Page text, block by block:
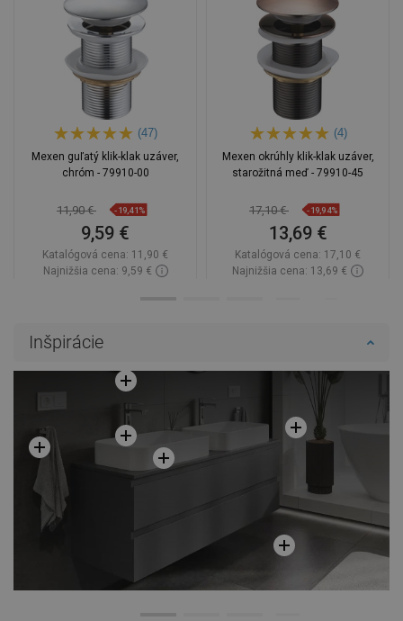
(47)
Mexen guľatý klik-klak uzáver,
chróm - 79910-00
11,90 € -19,41%
9,59 €
Katalógová cena: 11,90 €
Najnižšia cena: 9,59 €
(4)
Mexen okrúhly klik-klak uzáver,
starožitná meď - 79910-45
17,10 € -19,94%
13,69 €
Katalógová cena: 17,10 €
Najnižšia cena: 13,69 €
Inšpirácie